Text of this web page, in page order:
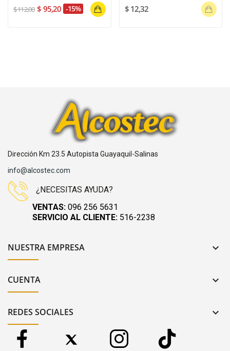
$ 112,00 $ 95,20 -15% $ 12,32
Dirección Km 23.5 Autopista Guayaquil-Salinas
info@alcostec.com
¿NECESITAS AYUDA?
VENTAS: 096 256 5631
SERVICIO AL CLIENTE: 516-2238
NUESTRA EMPRESA 
CUENTA 
REDES SOCIALES 